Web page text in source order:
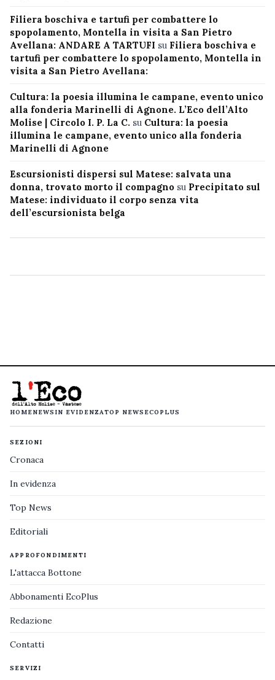
Filiera boschiva e tartufi per combattere lo
spopolamento, Montella in visita a San Pietro
Avellana: ANDARE A TARTUFI su Filiera boschiva e
tartufi per combattere lo spopolamento, Montella in
visita a San Pietro Avellana:
Cultura: la poesia illumina le campane, evento unico
alla fonderia Marinelli di Agnone. L’Eco dell’Alto
Molise | Circolo I. P. La C. su Cultura: la poesia
illumina le campane, evento unico alla fonderia
Marinelli di Agnone
Escursionisti dispersi sul Matese: salvata una
donna, trovato morto il compagno su Precipitato sul
Matese: individuato il corpo senza vita
dell’escursionista belga
HOMENEWS IN EVIDENZATOP NEWS ECOPLUS
SEZIONI
Cronaca
In evidenza
Top News
Editoriali
APPROFONDIMENTI
L'attacca Bottone
Abbonamenti EcoPlus
Redazione
Contatti
SERVIZI